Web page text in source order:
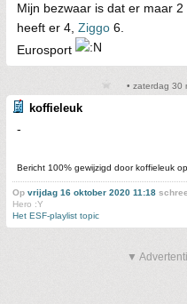
Mijn bezwaar is dat er maar
heeft er 4, Ziggo 6.
Eurosport
• zaterdag 30
koffieleuk
-
Bericht 100% gewijzigd door koffieleuk
Op vrijdag 16 oktober 2020 11:18
Hero :Y
Het ESF-playlist topic
▼